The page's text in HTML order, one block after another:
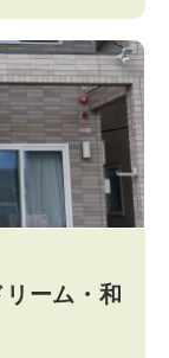
ーム・和